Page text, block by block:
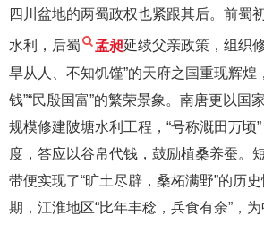
四川盆地的两蜀政权也紧跟其后。前蜀
水利，后蜀 孟昶延续父亲政策，组织
旱从人、不知饥馑”的天府之国重现辉煌
钱”“民殷国富”的繁荣景象。南唐更以国
规模修建陂塘水利工程，“号称溉田万顷
度，答应以谷帛代钱，鼓励植桑养蚕。
带便实现了“旷土尽辟，桑柘满野”的历
期，江淮地区“比年丰稔，兵食有余”，